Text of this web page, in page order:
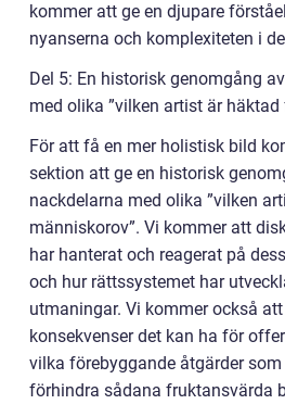
kommer att ge en djupare
nyanserna och komplexiteten i
Del 5: En historisk genomgång
med olika ”vilken artist är
För att få en mer holistisk bild
sektion att ge en historisk
nackdelarna med olika ”vilken
människorov”. Vi kommer att
har hanterat och reagerat på
och hur rättssystemet har
utmaningar. Vi kommer också
konsekvenser det kan ha för
vilka förebyggande åtgärder
förhindra sådana fruktansvärda